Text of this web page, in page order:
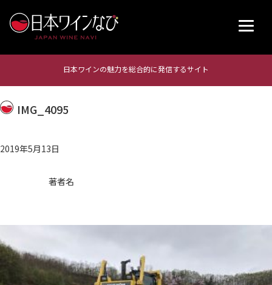
日本ワインの魅力を総合的に発信するサイト
IMG_4095
2019年5月13日
著者名